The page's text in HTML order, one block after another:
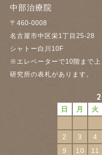
中部治療院
〒460-0008
名古屋市中区栄1丁目25-28
シャトー白川10F
※エレベーターで10階まで
研究所の表札があります。
日 月 火
2
3 4
9
10 11